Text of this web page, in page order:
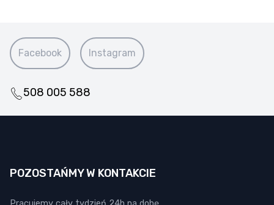
Facebook Instagram
508 005 588
POZOSTAŃMY W KONTAKCIE